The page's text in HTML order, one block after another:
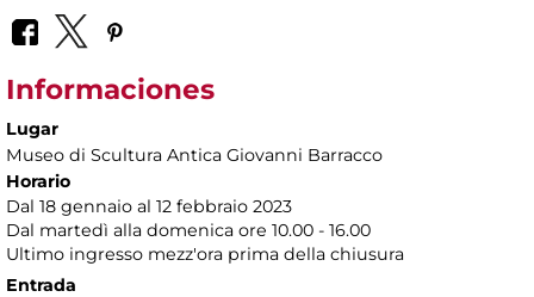
Informaciones
Lugar
Museo di Scultura Antica Giovanni Barracco
Horario
Dal 18 gennaio al 12 febbraio 2023
Dal martedì alla domenica ore 10.00 - 16.00
Ultimo ingresso mezz'ora prima della chiusura
Entrada